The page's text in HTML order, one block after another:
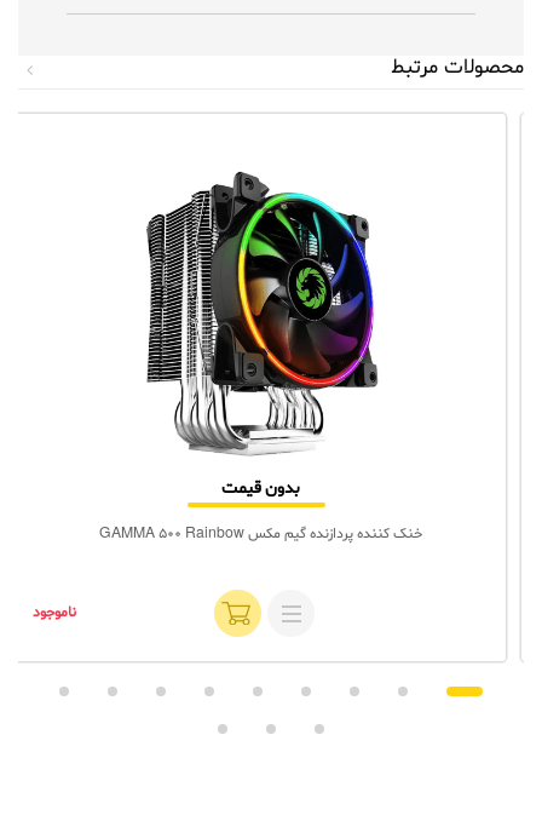
محصولات مرتبط
بدون قیمت
خنک کننده پردازنده گیم مکس GAMMA 500 Rainbow
ناموجود